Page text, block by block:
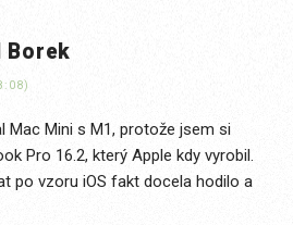
Borek
Mac Mini s M1, protože jsem si
Pro 16.2, který Apple kdy vyrobil.
po vzoru iOS fakt docela hodilo a